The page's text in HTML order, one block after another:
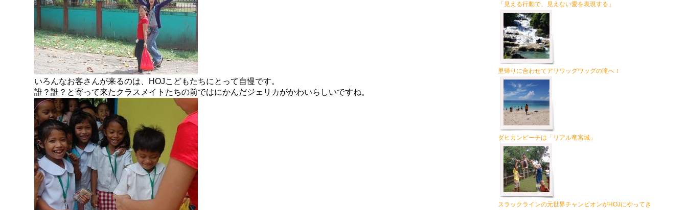
いろんなお客さんが来るのは、HOJこどもたちにとって自慢です。
誰？誰？と寄って来たクラスメイトたちの前ではにかんだジェリカがかわいらしいですね。
「見える行動で、見えない愛を表現する」
里帰りに合わせてアリワッグワッグの滝へ！
ダヒカンビーチは「リアル竜宮城」
スラックラインの元世界チャンピオンがHOJにやってき